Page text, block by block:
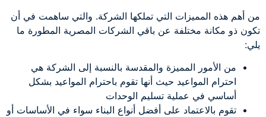
من أهم هذه المميزات التي تملكها الشركة. والتي ساهمت في أن
تكون ذو مكانة مختلفة عن باقي الشركات المصرية المطورة ما
يلي:
من الأمور المميزة والمقدسة بالنسبة إلى الشركة هي
احترام المواعيد حيث أنها تقوم باحترام المواعيد بشكل
أساسي في عملية تسليم الوحدات
تقوم بالاعتماد على أفضل أنواع البناء سواء في الأساسات أو